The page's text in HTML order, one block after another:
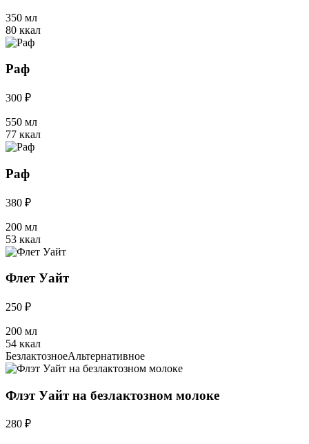
350 мл
80 ккал
Раф
300 ₽
550 мл
77 ккал
Раф
380 ₽
200 мл
53 ккал
Флет Уайт
250 ₽
200 мл
54 ккал
БезлактозноеАльтернативное
Флэт Уайт на безлактозном молоке
280 ₽